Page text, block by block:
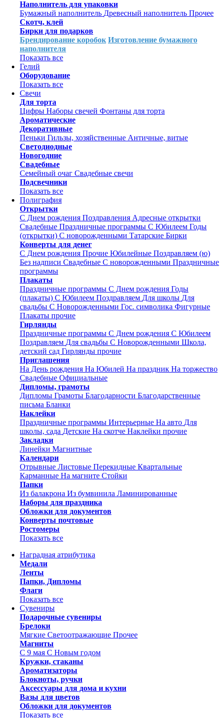
Наполнитель для упаковки
Бумажный наполнитель Древесный наполнитель Прочее
Скотч, клей
Бирки для подарков
Брендирование коробок Изготовление бумажного
наполнителя
Показать все
Гелий
Оборудование
Показать все
Свечи
Для торта
Цифры Наборы свечей Фонтаны для торта
Ароматические
Декоративные
Пеньки Гильзы, хозяйственные Античные, витые
Светодиодные
Новогодние
Свадебные
Семейный очаг Свадебные свечи
Подсвечники
Показать все
Полиграфия
Открытки
С Днем рождения Поздравления Адресные открытки
Свадебные Праздничные программы С Юбилеем Годы
(открытки) С новорожденными Татарские Бирки
Конверты для денег
С Днем рождения Прочие Юбилейные Поздравляем (ю)
Без надписи Свадебные С новорожденными Праздничные
программы
Плакаты
Праздничные программы С Днем рождения Годы
(плакаты) С Юбилеем Поздравляем Для школы Для
свадьбы С Новорожденными Гос. символика Фигурные
Плакаты прочие
Гирлянды
Праздничные программы С Днем рождения С Юбилеем
Поздравляем Для свадьбы С Новорожденными Школа,
детский сад Гирлянды прочие
Приглашения
На День рождения На Юбилей На праздник На торжество
Свадебные Официальные
Дипломы, грамоты
Дипломы Грамоты Благодарности Благодарственные
письма Бланки
Наклейки
Праздничные программы Интерьерные На авто Для
школы, сада Детские На скотче Наклейки прочие
Закладки
Линейки Магнитные
Календари
Отрывные Листовые Перекидные Квартальные
Карманные На магните Стойки
Папки
Из балакрона Из бумвинила Ламинированные
Наборы для праздника
Обложки для документов
Конверты почтовые
Ростомеры
Показать все
Наградная атрибутика
Медали
Ленты
Папки, Дипломы
Флаги
Показать все
Сувениры
Подарочные сувениры
Брелоки
Мягкие Светоотражающие Прочее
Магниты
С 9 мая С Новым годом
Кружки, стаканы
Ароматизаторы
Блокноты, ручки
Аксессуары для дома и кухни
Вазы для цветов
Обложки для документов
Показать все